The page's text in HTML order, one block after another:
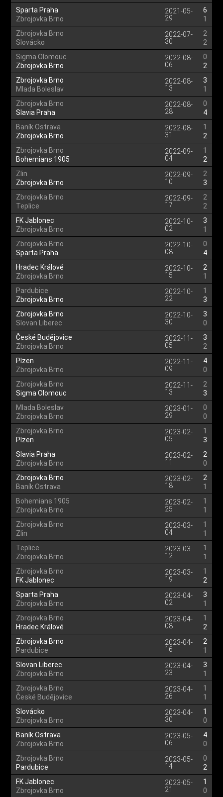
Sparta Praha
Zbrojovka Brno
2021-05-
29
6
1
Zbrojovka Brno
Slovácko
2022-07-
30
2
2
Sigma Olomouc
Zbrojovka Brno
2022-08-
06
0
2
Zbrojovka Brno
Mlada Boleslav
2022-08-
13
3
1
Zbrojovka Brno
Slavia Praha
2022-08-
28
0
4
Baník Ostrava
Zbrojovka Brno
2022-08-
31
1
2
Zbrojovka Brno
Bohemians 1905
2022-09-
04
1
2
Zlin
Zbrojovka Brno
2022-09-
10
2
3
Zbrojovka Brno
Teplice
2022-09-
17
2
2
FK Jablonec
Zbrojovka Brno
2022-10-
02
3
1
Zbrojovka Brno
Sparta Praha
2022-10-
08
0
4
Hradec Králové
Zbrojovka Brno
2022-10-
15
2
1
Pardubice
Zbrojovka Brno
2022-10-
22
1
3
Zbrojovka Brno
Slovan Liberec
2022-10-
30
3
0
České Budějovice
Zbrojovka Brno
2022-11-
05
3
2
Plzen
Zbrojovka Brno
2022-11-
09
4
0
Zbrojovka Brno
Sigma Olomouc
2022-11-
13
2
3
Mlada Boleslav
Zbrojovka Brno
2023-01-
29
0
0
Zbrojovka Brno
Plzen
2023-02-
05
1
3
Slavia Praha
Zbrojovka Brno
2023-02-
11
2
0
Zbrojovka Brno
Baník Ostrava
2023-02-
18
2
1
Bohemians 1905
Zbrojovka Brno
2023-02-
25
1
1
Zbrojovka Brno
Zlin
2023-03-
04
1
1
Teplice
Zbrojovka Brno
2023-03-
12
1
1
Zbrojovka Brno
FK Jablonec
2023-03-
19
1
2
Sparta Praha
Zbrojovka Brno
2023-04-
02
3
1
Zbrojovka Brno
Hradec Králové
2023-04-
08
1
2
Zbrojovka Brno
Pardubice
2023-04-
16
2
1
Slovan Liberec
Zbrojovka Brno
2023-04-
23
3
1
Zbrojovka Brno
České Budějovice
2023-04-
26
1
1
Slovácko
Zbrojovka Brno
2023-04-
30
1
0
Baník Ostrava
Zbrojovka Brno
2023-05-
06
4
0
Zbrojovka Brno
Pardubice
2023-05-
14
0
2
FK Jablonec
Zbrojovka Brno
2023-05-
21
1
0